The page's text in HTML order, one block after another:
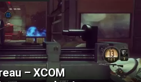
– XCOM